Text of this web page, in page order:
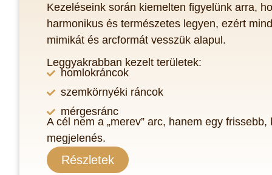
Kezeléseink során kiemelten figyelünk arra,
harmonikus és természetes legyen, ezért
mimikát és arcformát vesszük alapul.
Leggyakrabban kezelt területek:
homlokráncok
szemkörnyéki ráncok
mérgesránc
A cél nem a „merev” arc, hanem egy frissebb,
megjelenés.
Részletek